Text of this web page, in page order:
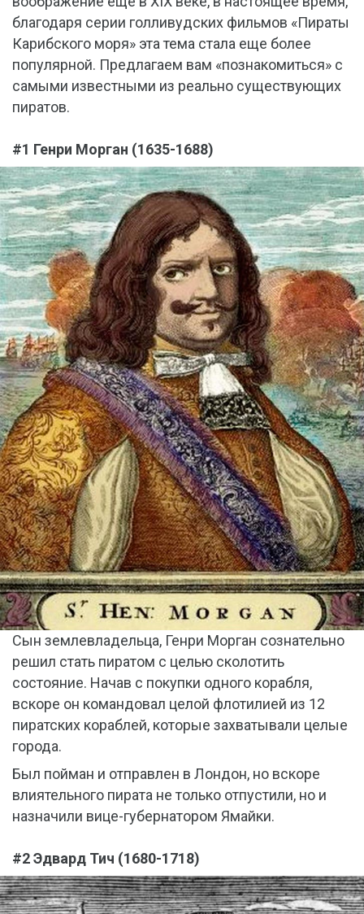
благодаря серии голливудских фильмов «Пираты
Карибского моря» эта тема стала еще более
популярной. Предлагаем вам «познакомиться» с
самыми известными из реально существующих
пиратов.
#1 Генри Морган (1635-1688)
Сын землевладельца, Генри Морган сознательно
решил стать пиратом с целью сколотить
состояние. Начав с покупки одного корабля,
вскоре он командовал целой флотилией из 12
пиратских кораблей, которые захватывали целые
города.
Был пойман и отправлен в Лондон, но вскоре
влиятельного пирата не только отпустили, но и
назначили вице-губернатором Ямайки.
#2 Эдвард Тич (1680-1718)